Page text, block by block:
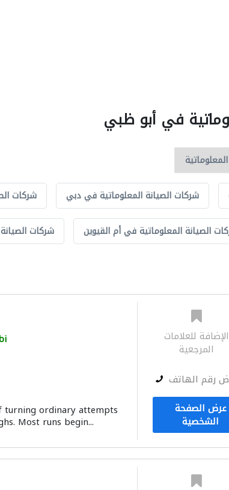
في أبو ظبي
شركات شركات الصيانة المعلوماتية في دبي
شركات الصيانة المعلوماتية في أم القيوين
turning ordinary attempts
Most runs begin...
الإضافة للعلامات
المرجعية
رقم الهاتف
عرض الصفحة
الشخصية